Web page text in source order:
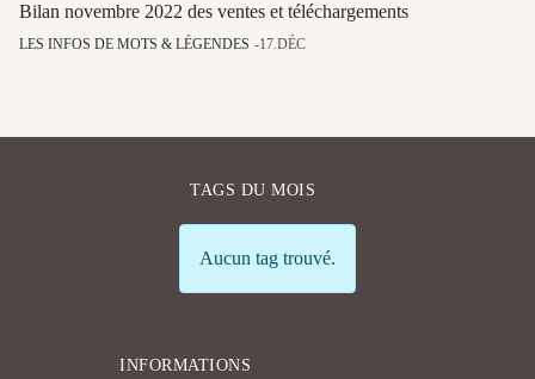
Bilan novembre 2022 des ventes et téléchargements
LES INFOS DE MOTS & LÉGENDES 17.DÉC
TAGS DU MOIS
Info
Aucun tag trouvé.
INFORMATIONS